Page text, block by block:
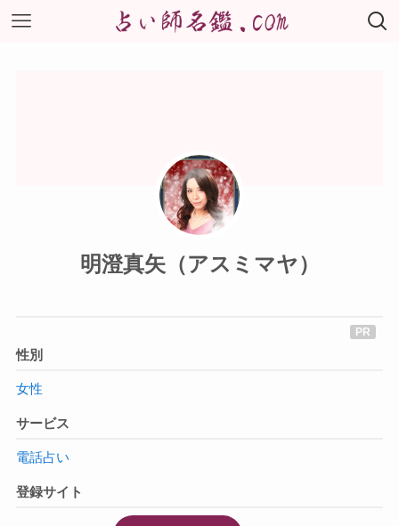
明澄真矢（アスミマヤ）
性別
女性
サービス
電話占い
登録サイト